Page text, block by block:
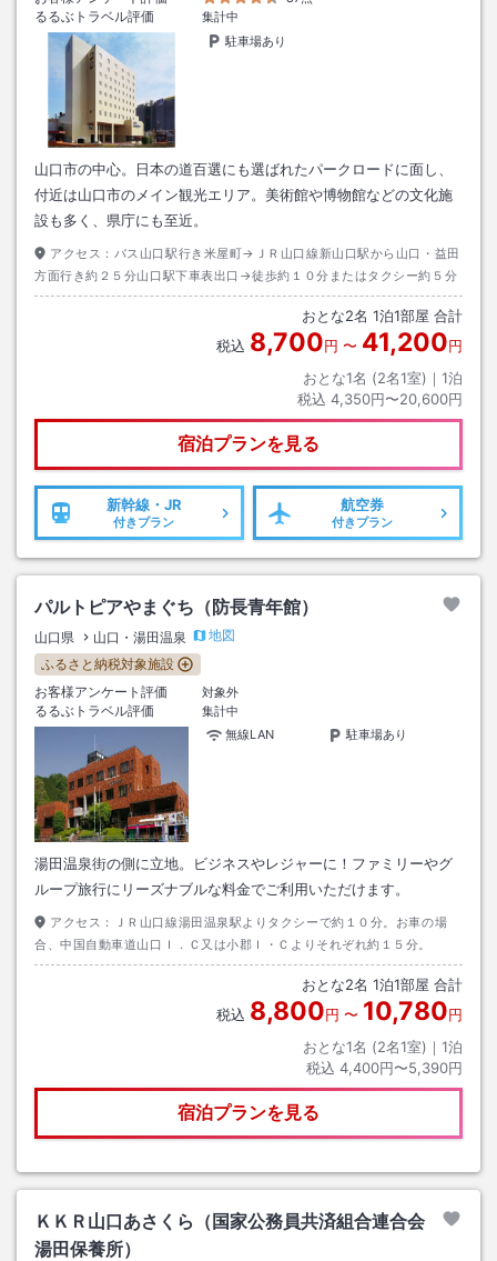
るるぶトラベル評価
集計中
駐車場あり
山口市の中心。日本の道百選にも選ばれたパークロードに面し、
付近は山口市のメイン観光エリア。美術館や博物館などの文化施
設も多く、県庁にも至近。
アクセス： バス山口駅行き米屋町→ＪＲ山口線新山口駅から山口・益田
方面行き約２５分山口駅下車表出口→徒歩約１０分またはタクシー約５分
おとな2名 1泊1部屋 合計
税込 8,700円 〜 41,200円
おとな1名 (2名1室)｜ 1泊
税込 4,350円〜20,600円
宿泊プランを見る
新幹線・JR
付きプラン
航空券
付きプラン
パルトピアやまぐち（防長青年館）
山口県 山口・湯田温泉
地図
ふるさと納税対象施設
お客様アンケート評価
対象外
るるぶトラベル評価
集計中
無線LAN
駐車場あり
湯田温泉街の側に立地。ビジネスやレジャーに！ファミリーやグ
ループ旅行にリーズナブルな料金でご利用いただけます。
アクセス：
ＪＲ山口線湯田温泉駅よりタクシーで約１０分。お車の場
合、中国自動車道山口Ｉ．Ｃ又は小郡Ｉ・Ｃよりそれぞれ約１５分。
おとな2名 1泊1部屋 合計
税込 8,800円 〜 10,780円
おとな1名 (2名1室)｜ 1泊
税込 4,400円〜5,390円
宿泊プランを見る
ＫＫＲ山口あさくら（国家公務員共済組合連合会
湯田保養所）